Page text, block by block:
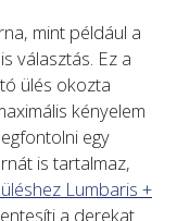
mint például a
választás. Ez a
ülés okozta
kényelem
egy
is tartalmaz,
Lumbaris +
a derekat